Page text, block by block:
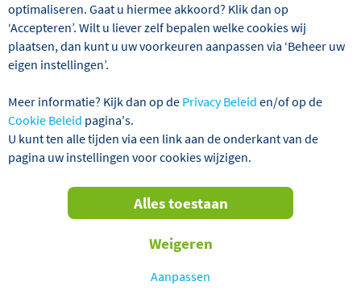
Wij hebben 25 reizen gevonden
Winterreizen Alles wissen
Verder filteren
VERTREKGARANTIES!
optimaliseren. Gaat u hiermee akkoord? Klik dan op
‘Accepteren’. Wilt u liever zelf bepalen welke cookies wij
plaatsen, dan kunt u uw voorkeuren aanpassen via ‘Beheer uw
eigen instellingen’.
Meer informatie? Kijk dan op de Privacy Beleid en/of op de
Cookie Beleid pagina's.
U kunt ten alle tijden via een link aan de onderkant van de
pagina uw instellingen voor cookies wijzigen.
Aanpassen
Weigeren
Alles toestaan